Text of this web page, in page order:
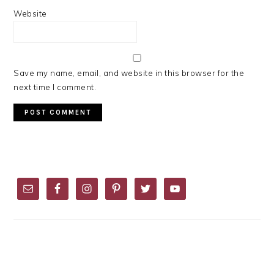
Website
Save my name, email, and website in this browser for the
next time I comment.
SIDEBAR